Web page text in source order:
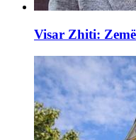
Visar Zhiti: